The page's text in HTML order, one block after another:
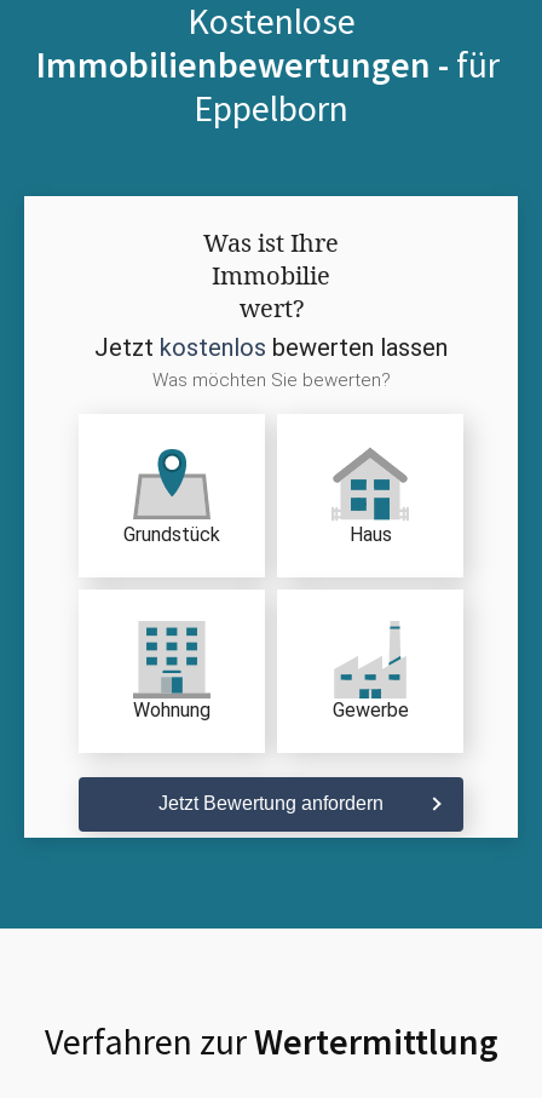
Kostenlose
Immobilienbewertungen - für
Eppelborn
Was ist Ihre
Immobilie
wert?
Jetzt kostenlos bewerten lassen
Was möchten Sie bewerten?
Grundstück Haus
Wohnung Gewerbe
Jetzt Bewertung anfordern
Verfahren zurWertermittlung